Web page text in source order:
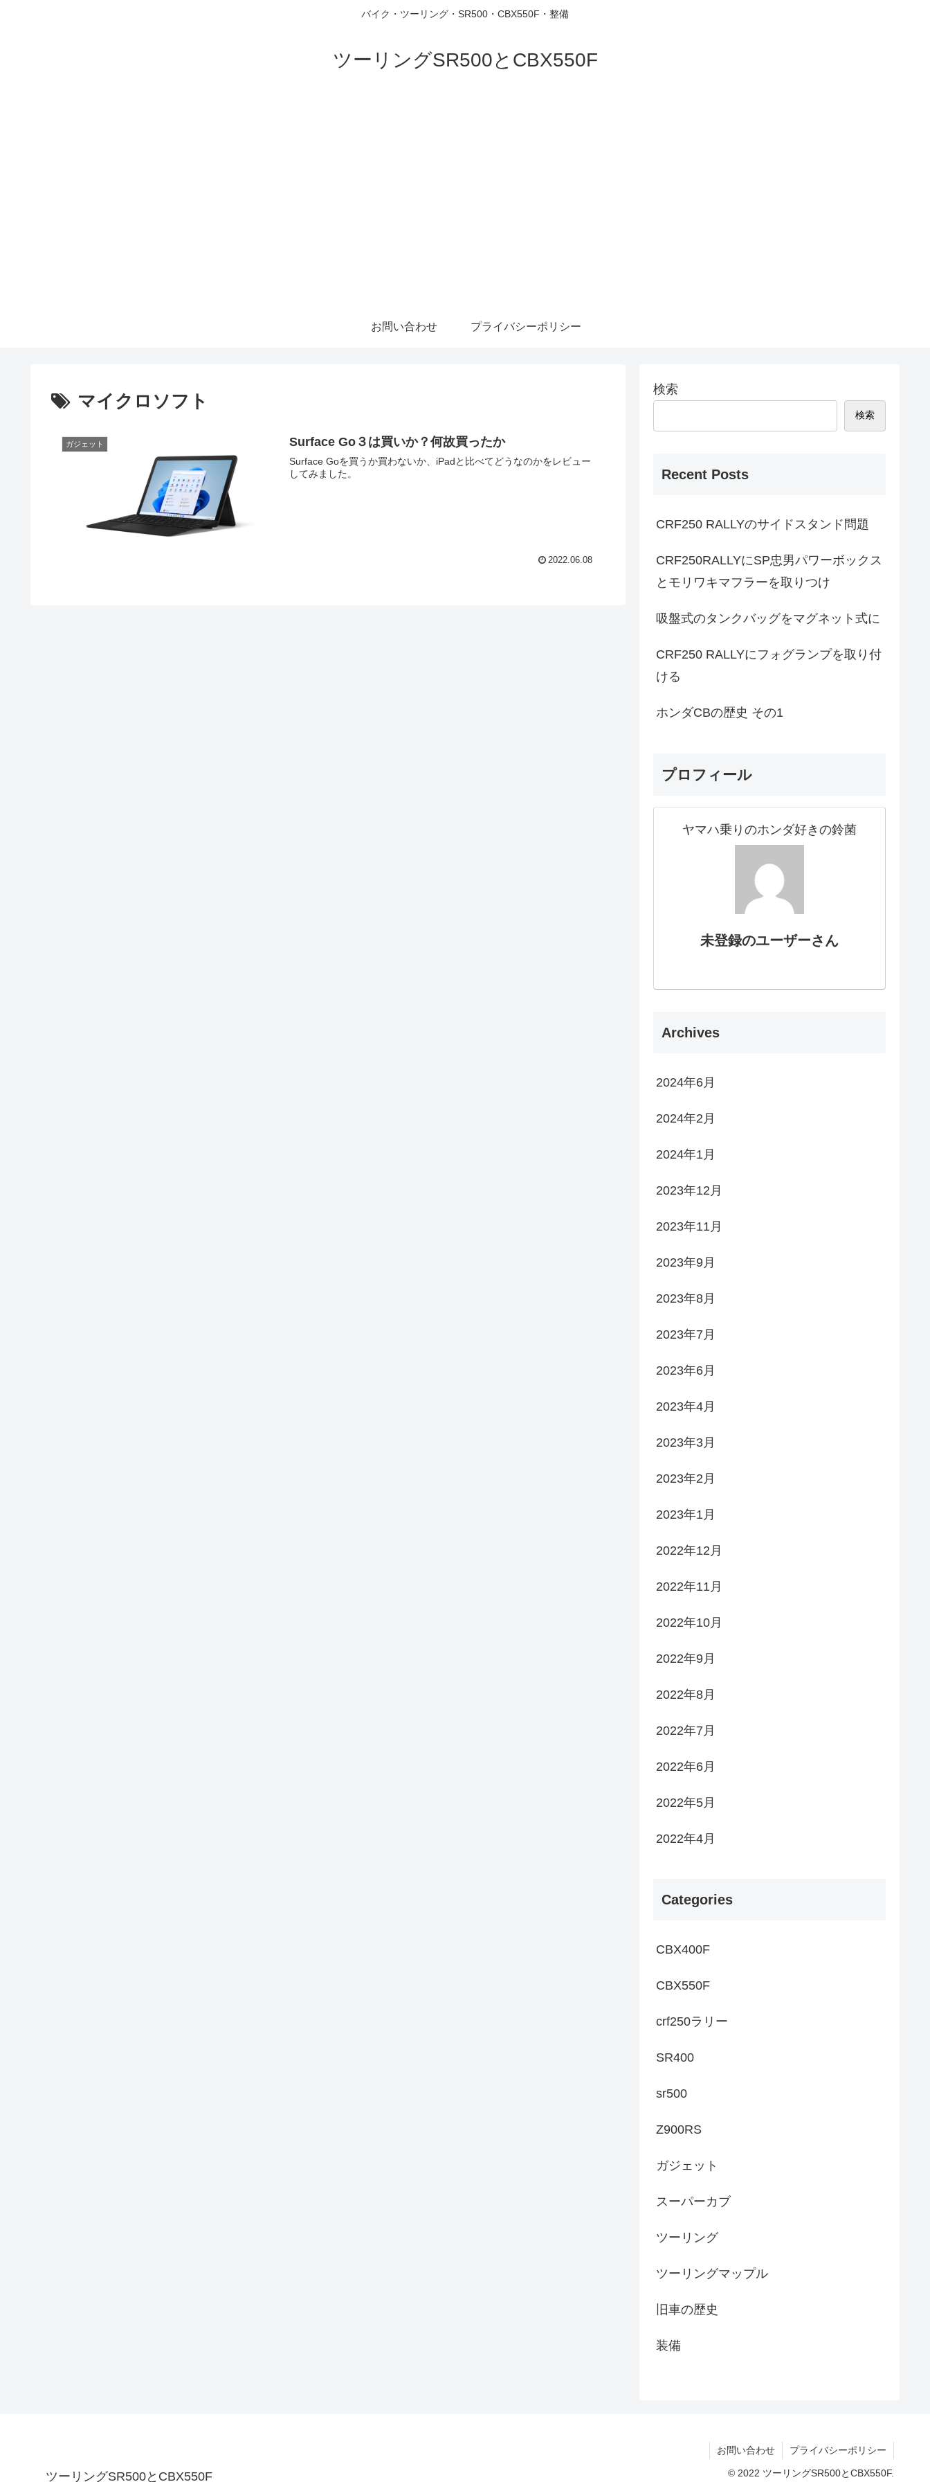
バイク・ツーリング・SR500・CBX550F・整備
ツーリングSR500とCBX550F
お問い合わせ プライバシーポリシー
マイクロソフト
ガジェット Surface Go３は買いか？何故買ったか
Surface Goを買うか買わないか、iPadと比べてどうなのかをレビュー
してみました。
2022.06.08
検索
検索
Recent Posts
CRF250 RALLYのサイドスタンド問題
CRF250RALLYにSP忠男パワーボックス
とモリワキマフラーを取りつけ
吸盤式のタンクバッグをマグネット式に
CRF250 RALLYにフォグランプを取り付
ける
ホンダCBの歴史 その1
プロフィール
ヤマハ乗りのホンダ好きの鈴菌
未登録のユーザーさん
Archives
2024年6月
2024年2月
2024年1月
2023年12月
2023年11月
2023年9月
2023年8月
2023年7月
2023年6月
2023年4月
2023年3月
2023年2月
2023年1月
2022年12月
2022年11月
2022年10月
2022年9月
2022年8月
2022年7月
2022年6月
2022年5月
2022年4月
Categories
CBX400F
CBX550F
crf250ラリー
SR400
sr500
Z900RS
ガジェット
スーパーカブ
ツーリング
ツーリングマップル
旧車の歴史
装備
ツーリングSR500とCBX550F
お問い合わせ プライバシーポリシー
© 2022 ツーリングSR500とCBX550F.